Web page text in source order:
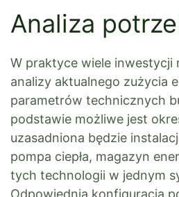
Analiza
W praktyce wiele inwestycji
analizy aktualnego zużycia
parametrów technicznych
podstawie możliwe jest
uzasadniona będzie
pompa ciepła, magazyn
tych technologii w jednym
Odpowiednia konfiguracja